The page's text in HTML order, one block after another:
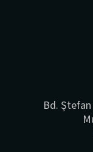
Bd.